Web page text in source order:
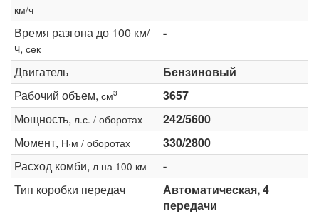
км/ч
Время разгона до 100 км/
ч, сек
-
Двигатель
Бензиновый
Рабочий объем, см3
3657
Мощность, л.с. / оборотах
242/5600
Момент, Н·м / оборотах
330/2800
Расход комби, л на 100 км
-
Тип коробки передач
Автоматическая, 4
передачи